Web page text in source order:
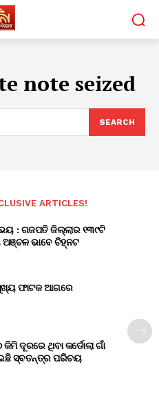
note seized
SEARCH
ARTICLES!
: ଗଜପତି ଜିଲ୍ଲାର ୧୩୯ଟି
ଭାବେ ଚିହ୍ନଟ
ଫାଟକ ଆଗରେ
ଦୂରରେ ଥିବା କର୍ଡୋଲା ଗାଁ
ସ୍ବତନ୍ତ୍ର ପରିଚୟ